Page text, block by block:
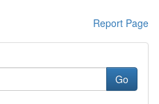
Report Page
Go